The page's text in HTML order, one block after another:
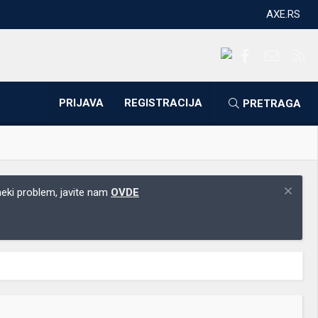
AXE.RS
PRIJAVA REGISTRACIJA PRETRAGA
problem, javite nam OVDE